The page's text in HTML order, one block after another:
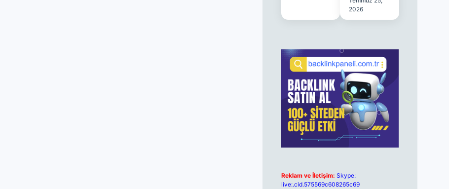
2026
Reklam ve İletişim: Skype:
live:.cid.575569c608265c69